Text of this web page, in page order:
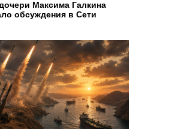
Максима Галкина
обсуждения в Сети